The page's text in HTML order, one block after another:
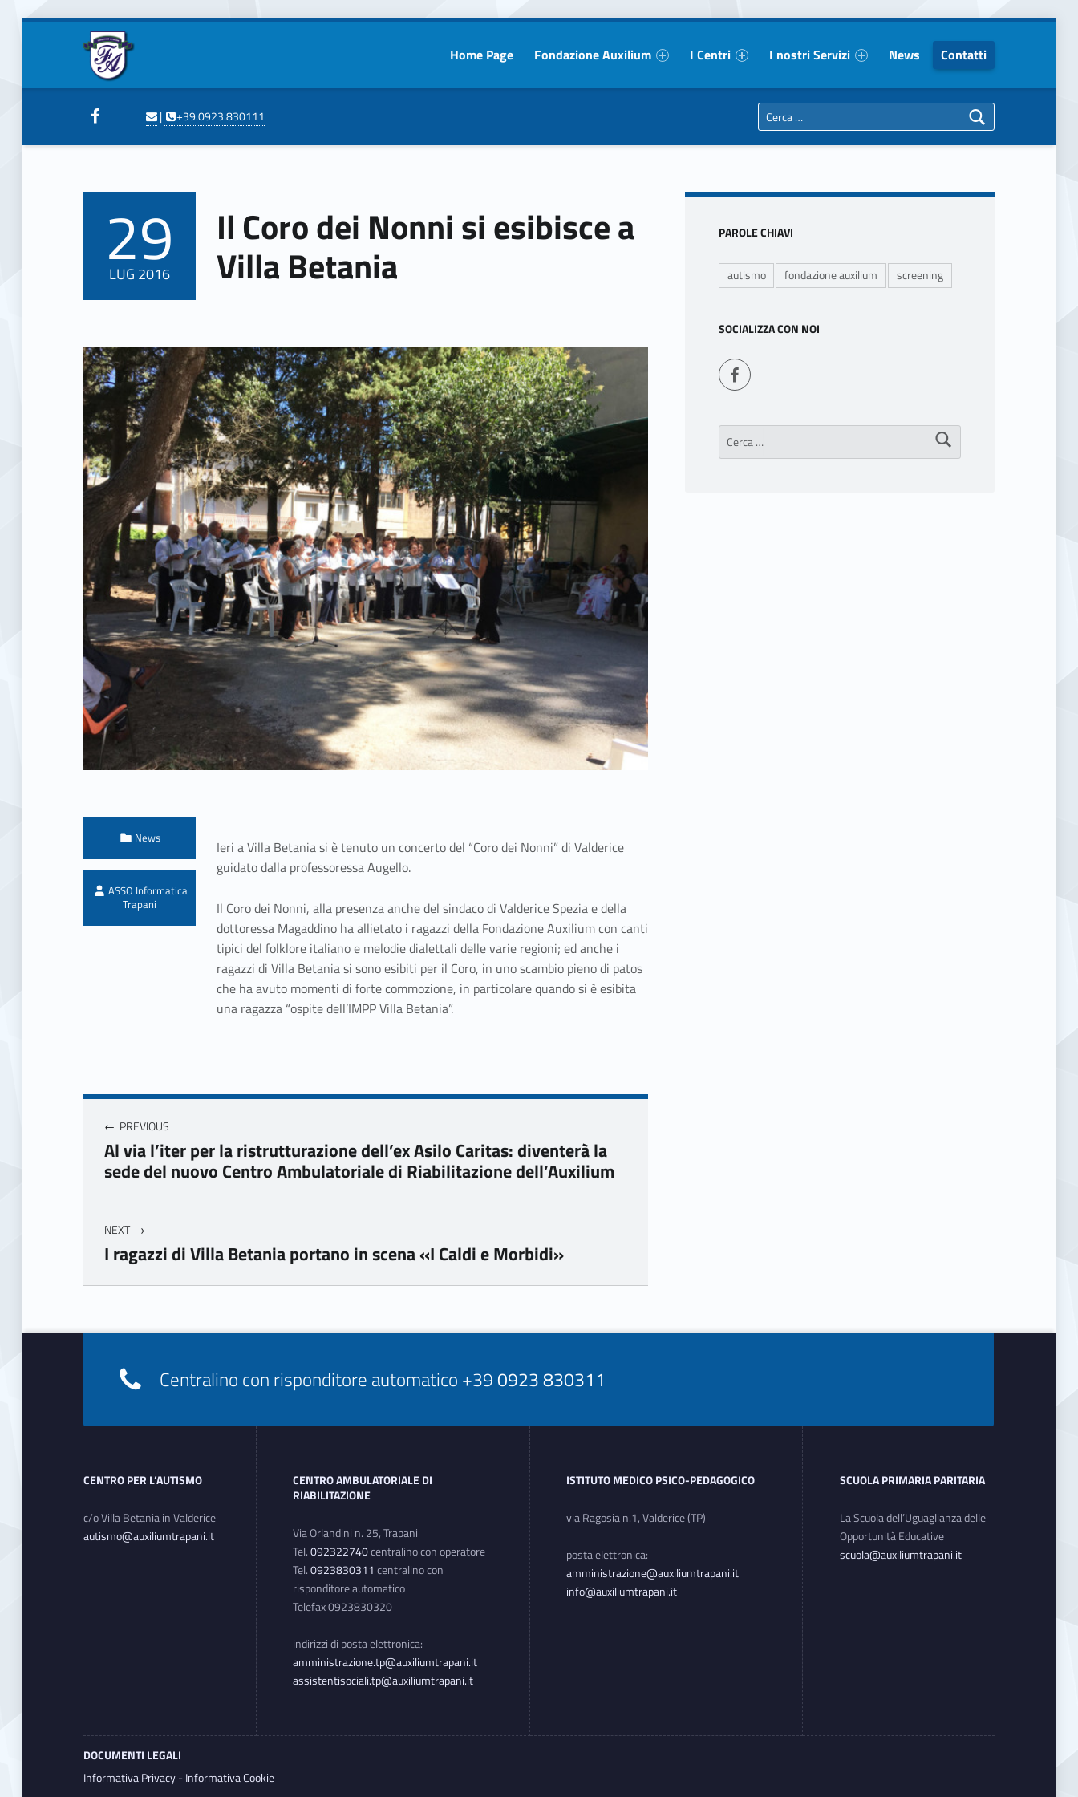
Il Coro dei Nonni si esibisce a Villa Betania - Fondazione Auxilium TrapaniFondazione Auxilium Trapani Primary Menu
Home Page Fondazione Auxilium I Centri I nostri Servizi News Contatti
Header info sidebar
Seguici su Facebook | +39.0923.830111
Il Coro dei Nonni si esibisce a
Villa Betania
POSTED ON:
29
LUG 2016
Ieri a Villa Betania si è tenuto un concerto del “Coro dei Nonni” di Valderice
guidato dalla professoressa Augello.
Il Coro dei Nonni, alla presenza anche del sindaco di Valderice Spezia e della
dottoressa Magaddino ha allietato i ragazzi della Fondazione Auxilium con canti
tipici del folklore italiano e melodie dialettali delle varie regioni; ed anche i
ragazzi di Villa Betania si sono esibiti per il Coro, in uno scambio pieno di patos
che ha avuto momenti di forte commozione, in particolare quando si è esibita
una ragazza “ospite dell’IMPP Villa Betania”.
Categorized in:
News
Written by:
ASSO Informatica
Trapani
Navigazione articoli
PREVIOUS
Al via l’iter per la ristrutturazione dell’ex Asilo Caritas: diventerà la
sede del nuovo Centro Ambulatoriale di Riabilitazione dell’Auxilium
NEXT
I ragazzi di Villa Betania portano in scena «I Caldi e Morbidi»
Skip back to main navigation
Sidebar
PAROLE CHIAVI
autismo fondazione auxilium screening
SOCIALIZZA CON NOI
Seguici su Facebook
Ricerca per:
Footer info sidebar
Centralino con risponditore automatico +390923 830311
Footer sidebar
CENTRO PER L’AUTISMO
c/o Villa Betania in Valderice
autismo@auxiliumtrapani.it
CENTRO AMBULATORIALE DI
RIABILITAZIONE
Via Orlandini n. 25, Trapani
Tel.092322740centralino con operatore
Tel.0923830311 centralino con
risponditore automatico
Telefax 0923830320
indirizzi di posta elettronica:
amministrazione.tp@auxiliumtrapani.it
assistentisociali.tp@auxiliumtrapani.it
ISTITUTO MEDICO PSICO-PEDAGOGICO
via Ragosia n.1, Valderice (TP)
posta elettronica:
amministrazione@auxiliumtrapani.it
info@auxiliumtrapani.it
SCUOLA PRIMARIA PARITARIA
La Scuola dell’Uguaglianza delle
Opportunità Educative
scuola@auxiliumtrapani.it
DOCUMENTI LEGALI
Informativa Privacy- Informativa Cookie